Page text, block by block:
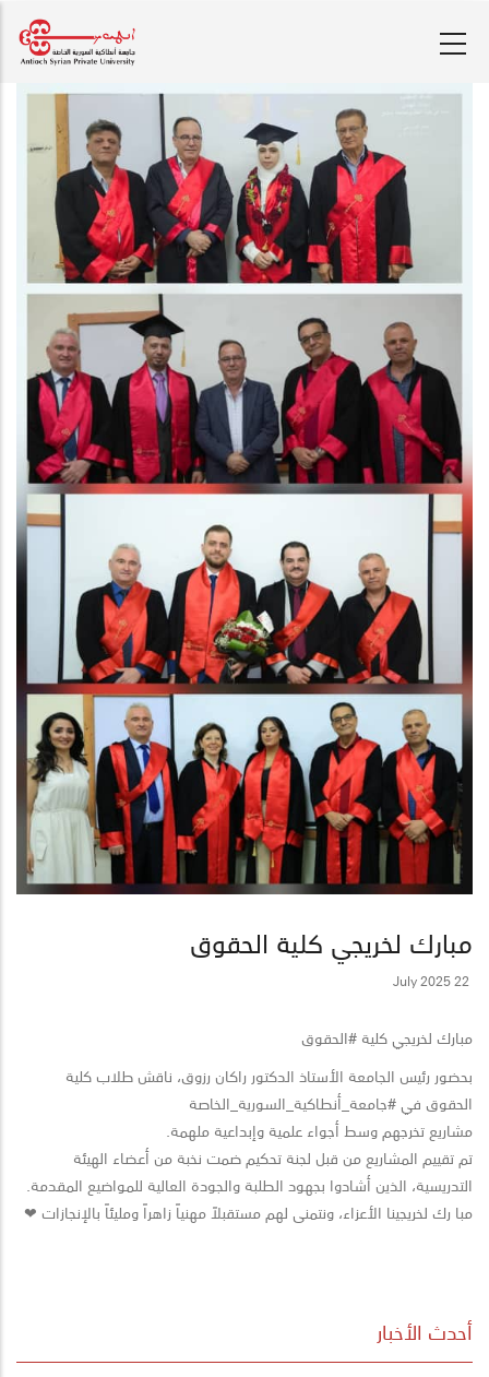
الرئيسي
مبارك لخريجي كلية الحقوق
22 July 2025
مبارك لخريجي كلية #الحقوق
بحضور رئيس الجامعة الأستاذ الدكتور راكان رزوق، ناقش طلاب كلية
الحقوق في #جامعة_أنطاكية_السورية_الخاصة
مشاريع تخرجهم وسط أجواء علمية وإبداعية ملهمة.
تم تقييم المشاريع من قبل لجنة تحكيم ضمت نخبة من أعضاء الهيئة
التدريسية، الذين أشادوا بجهود الطلبة والجودة العالية للمواضيع المقدمة.
مبا رك لخريجينا الأعزاء، ونتمنى لهم مستقبلاً مهنياً زاهراً ومليئاً بالإنجازات ❤
أحدث الأخبار